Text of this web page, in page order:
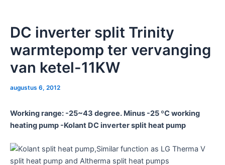
Arabic
Portuguese
DC inverter split Trinity
warmtepomp ter vervanging
van ketel-11KW
augustus 6, 2012
Working range: -25~43 degree. Minus -25 ºC working
heating pump -Kolant DC inverter split heat pump